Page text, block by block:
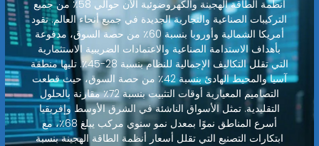
أنظمة الطاقة الهجينة والكهروضوئية الآن حوالي 58٪ من جميع
التركيبات الصناعية والتجارية الجديدة في جميع أنحاء العالم. تقود
أمريكا الشمالية وأوروبا بنسبة 60٪ من حصة السوق، مدفوعة
بأهداف الاستدامة الصناعية والاعتمادات الضريبية الاستثمارية
التي تقلل التكاليف الإجمالية للنظام بنسبة 28-45٪. تليها منطقة
آسيا والمحيط الهادئ بنسبة 42٪ من حصة السوق، حيث قطعت
التصاميم المعيارية أوقات التثبيت بنسبة 72٪ مقارنة بالحلول
التقليدية. تمثل الأسواق الناشئة في الشرق الأوسط وإفريقيا
أسرع المناطق نموًا بمعدل نمو سنوي مركب يبلغ 68٪، مع
ابتكارات التصنيع التي تقلل أسعار أنظمة الطاقة الهجينة بنسبة